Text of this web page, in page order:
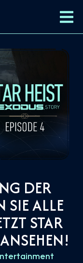
DER
SIE ALLE
STAR